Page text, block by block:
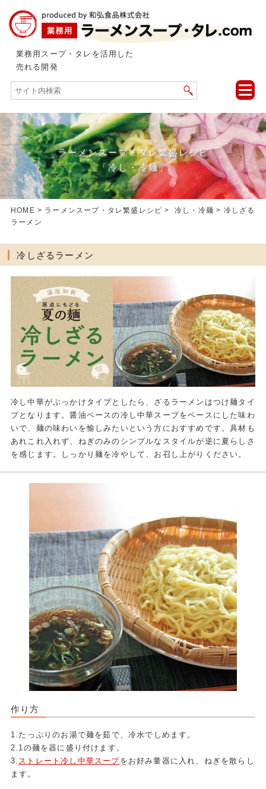
業務用スープ・タレを活用した
売れる開発
toggle
ラーメンスープ・タレ繁盛レシピ
「冷し・冷麺」
HOME > ラーメンスープ・タレ繁盛レシピ >冷し・冷麺 > 冷しざる
ラーメン
冷しざるラーメン
冷し中華がぶっかけタイプとしたら、ざるラーメンはつけ麺タイ
プとなります。醤油ベースの冷し中華スープをベースにした味わ
いで、麺の味わいを愉しみたいという方におすすめです。具材も
あれこれ入れず、ねぎのみのシンプルなスタイルが逆に夏らしさ
を感じます。しっかり麺を冷やして、お召し上がりください。
作り方
1.たっぷりのお湯で麺を茹で、冷水でしめます。
2.1の麺を器に盛り付けます。
3. ストレート冷し中華スープをお好み量器に入れ、ねぎを散らし
ます。